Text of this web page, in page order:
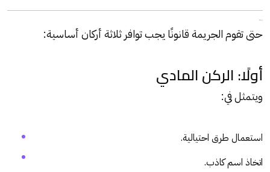
حتى تقوم الجريمة قانونًا يجب توافر ثلاثة أركان أساسية:
أولًا: الركن المادي
ويتمثل في:
استعمال طرق احتيالية.
اتخاذ اسم كاذب.